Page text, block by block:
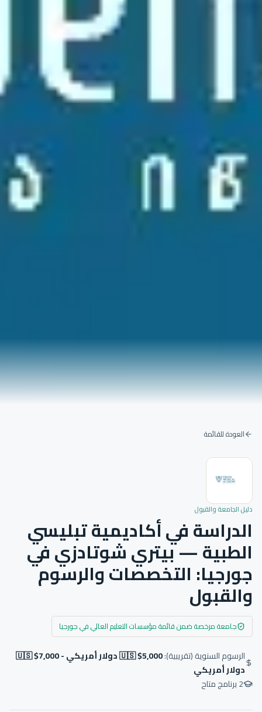
العودة للقائمة
دليل الجامعة والقبول
الدراسة في أكاديمية تبليسي
الطبية — بيتري شوتادزي في
جورجيا: التخصصات والرسوم
والقبول
جامعة مرخصة ضمن قائمة مؤسسات التعليم العالي في جورجيا
الرسوم السنوية (تقريبية):
🇺🇸 $5,000 دولار أمريكي - 🇺🇸 $7,000
دولار أمريكي
2برنامج متاح